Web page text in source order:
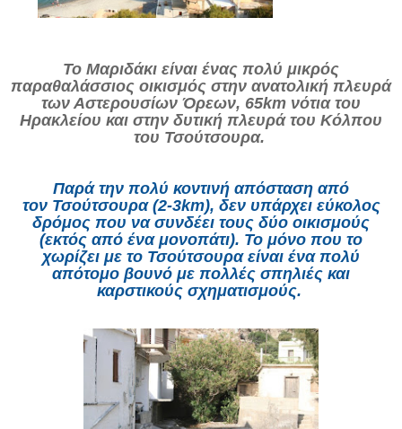
Το Μαριδάκι είναι ένας πολύ μικρός
παραθαλάσσιος οικισμός στην ανατολική πλευρά
των Αστερουσίων Όρεων, 65km νότια του
Ηρακλείου και στην δυτική πλευρά του Κόλπου
του Τσούτσουρα.
Παρά την πολύ κοντινή απόσταση από
τον Τσούτσουρα(2-3km), δεν υπάρχει εύκολος
δρόμος που να συνδέει τους δύο οικισμούς
(εκτός από ένα μονοπάτι). Το μόνο που το
χωρίζει με το Τσούτσουρα είναι ένα πολύ
απότομο βουνό με πολλές σπηλιές και
καρστικούς σχηματισμούς.